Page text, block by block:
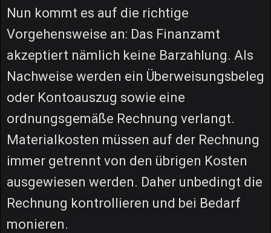
Nun kommt es auf die richtige
Vorgehensweise an: Das Finanzamt
akzeptiert nämlich keine Barzahlung. Als
Nachweise werden ein Überweisungsbeleg
oder Kontoauszug sowie eine
ordnungsgemäße Rechnung verlangt.
Materialkosten müssen auf der Rechnung
immer getrennt von den übrigen Kosten
ausgewiesen werden. Daher unbedingt die
Rechnung kontrollieren und bei Bedarf
monieren.